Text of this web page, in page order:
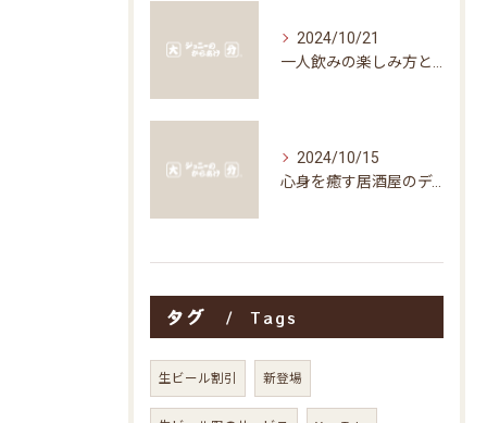
2024/10/21
2024/10/15
心身を癒す居酒屋のディナータイムの楽しみ方
タグ Tags
生ビール割引 新登場